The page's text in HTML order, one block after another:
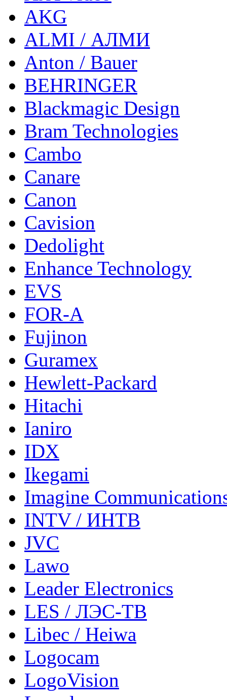
AKG
ALMI / АЛМИ
Anton / Bauer
BEHRINGER
Blackmagic Design
Bram Technologies
Cambo
Canare
Canon
Cavision
Dedolight
Enhance Technology
EVS
FOR-A
Fujinon
Guramex
Hewlett-Packard
Hitachi
Ianiro
IDX
Ikegami
Imagine
INTV / ИНТВ
JVC
Lawo
Leader Electronics
LES / ЛЭС-ТВ
Libec / Heiwa
Logocam
LogoVision